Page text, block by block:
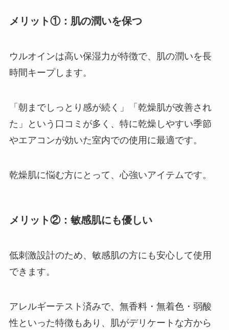
メリット①：肌の潤いを保つ
ウルオインは高い保湿力が特徴で、肌の潤いを長
時間キープします。
「朝までしっとり感が続く」「乾燥肌が改善され
た」という口コミが多く、特に乾燥しやすい季節
やエアコンが効いた室内での使用に最適です。
乾燥肌に悩む方にとって、心強いアイテムです。
メリット②：敏感肌にも優しい
低刺激設計のため、敏感肌の方にも安心して使用
できます。
アレルギーテスト済みで、無香料・無着色・弱酸
性といった特徴もあり、肌がデリケートな方から